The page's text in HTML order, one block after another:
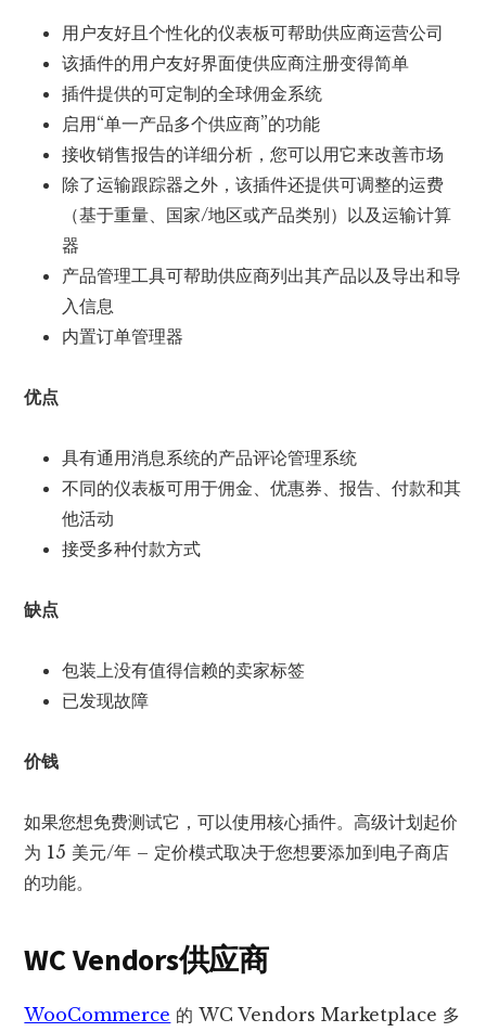
用户友好且个性化的仪表板可帮助供应商运营公司
该插件的用户友好界面使供应商注册变得简单
插件提供的可定制的全球佣金系统
启用“单一产品多个供应商”的功能
接收销售报告的详细分析，您可以用它来改善市场
除了运输跟踪器之外，该插件还提供可调整的运费
（基于重量、国家/地区或产品类别）以及运输计算
器
产品管理工具可帮助供应商列出其产品以及导出和导
入信息
内置订单管理器
优点
具有通用消息系统的产品评论管理系统
不同的仪表板可用于佣金、优惠券、报告、付款和其
他活动
接受多种付款方式
缺点
包装上没有值得信赖的卖家标签
已发现故障
价钱
如果您想免费测试它，可以使用核心插件。高级计划起价
为 15 美元/年 – 定价模式取决于您想要添加到电子商店
的功能。
WC Vendors供应商
WooCommerce 的 WC Vendors Marketplace 多